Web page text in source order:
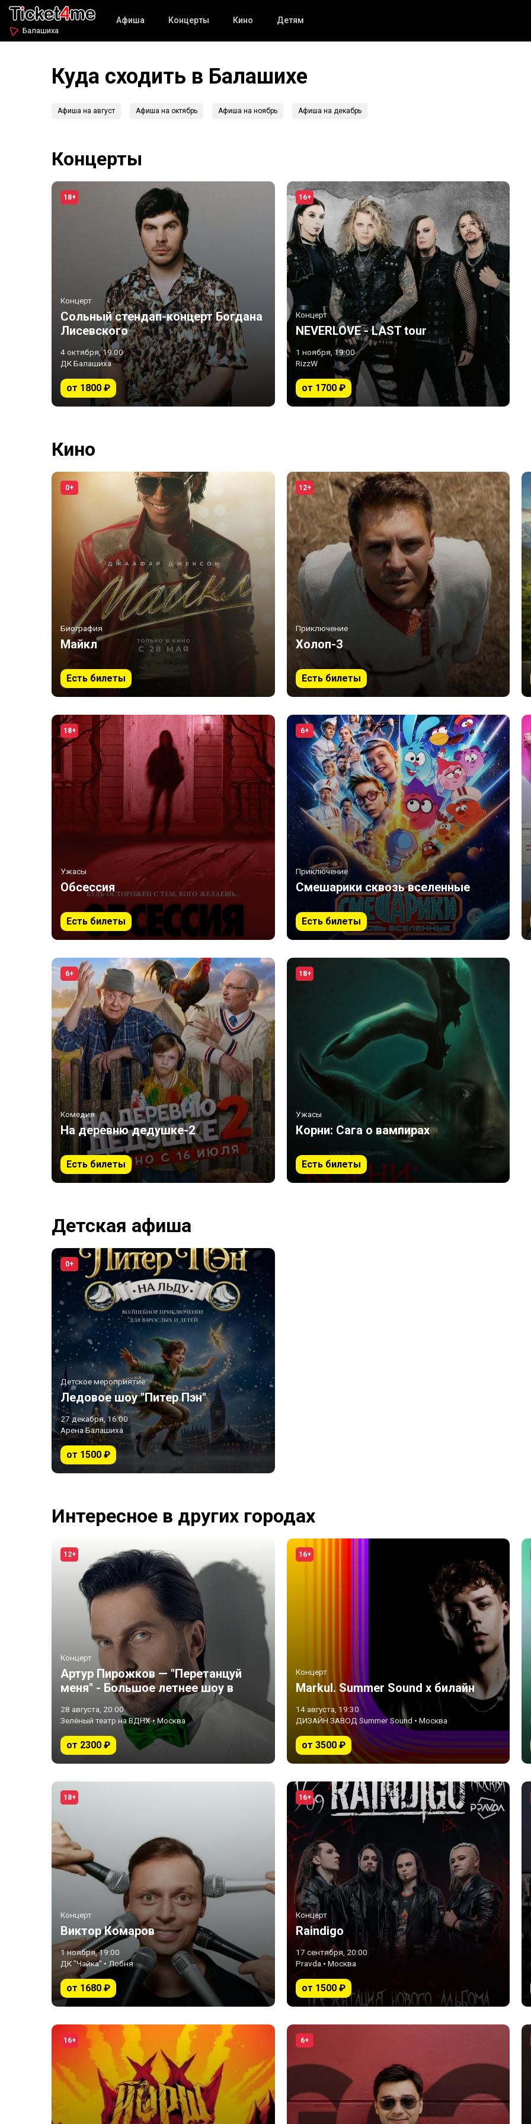
Балашиха
Афиша Концерты Кино Детям
Куда сходить в Балашихе
Афиша на август Афиша на октябрь Афиша на ноябрь Афиша на декабрь
Концерты
18+
Концерт
Сольный стендап-концерт Богдана
Лисевского
4 октября, 19:00
ДК Балашиха
от 1800 ₽
16+
Концерт
NEVERLOVE - LAST tour
1 ноября, 19:00
RizzW
от 1700 ₽
Кино
0+
Биография
Майкл
Есть билеты
12+
Приключение
Холоп-3
Есть билеты
18+
Ужасы
Обсессия
Есть билеты
6+
Приключение
Смешарики сквозь вселенные
Есть билеты
6+
Комедия
На деревню дедушке-2
Есть билеты
18+
Ужасы
Корни: Сага о вампирах
Есть билеты
Детская афиша
0+
Детское мероприятие
Ледовое шоу "Питер Пэн"
27 декабря, 16:00
Арена Балашиха
от 1500 ₽
Интересное в других городах
12+
Концерт
Артур Пирожков — "Перетанцуй
меня" - Большое летнее шоу в
Зеленом Театре!
28 августа, 20:00
Зелёный театр на ВДНХ • Москва
от 2300 ₽
16+
Концерт
Markul. Summer Sound х билайн
14 августа, 19:30
ДИЗАЙН ЗАВОД Summer Sound • Москва
от 3500 ₽
18+
Концерт
Виктор Комаров
1 ноября, 19:00
ДК "Чайка" • Лобня
от 1680 ₽
16+
Концерт
Raindigo
17 сентября, 20:00
Pravda • Москва
от 1500 ₽
16+ 6+